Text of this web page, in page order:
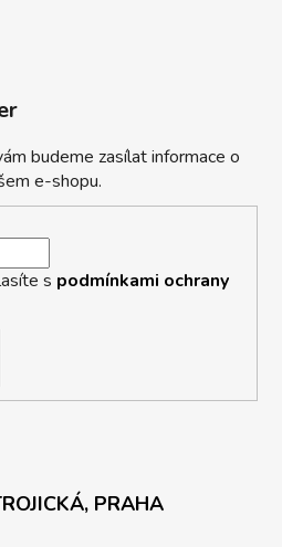
budeme zasílat informace o
e-shopu.
s podmínkami ochrany
PRAHA